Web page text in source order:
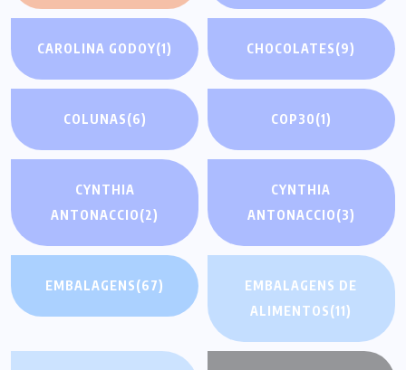
CAROLINA GODOY(1) CHOCOLATES(9)
COLUNAS(6) COP30(1)
CYNTHIA
ANTONACCIO(2)
CYNTHIA
ANTONACCIO(3)
EMBALAGENS(67)
EMBALAGENS DE
ALIMENTOS(11)